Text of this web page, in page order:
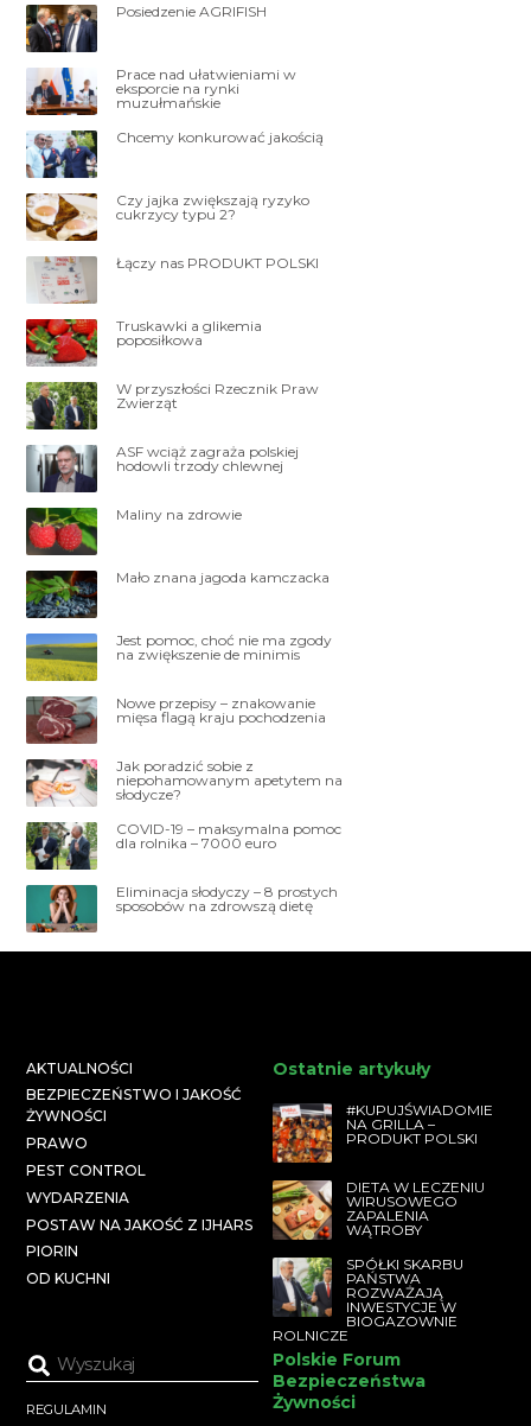
Posiedzenie AGRIFISH
Prace nad ułatwieniami w
eksporcie na rynki
muzułmańskie
Chcemy konkurować jakością
Czy jajka zwiększają ryzyko
cukrzycy typu 2?
Łączy nas PRODUKT POLSKI
Truskawki a glikemia
poposiłkowa
W przyszłości Rzecznik Praw
Zwierząt
ASF wciąż zagraża polskiej
hodowli trzody chlewnej
Maliny na zdrowie
Mało znana jagoda kamczacka
Jest pomoc, choć nie ma zgody
na zwiększenie de minimis
Nowe przepisy – znakowanie
mięsa flagą kraju pochodzenia
Jak poradzić sobie z
niepohamowanym apetytem na
słodycze?
COVID-19 – maksymalna pomoc
dla rolnika – 7000 euro
Eliminacja słodyczy – 8 prostych
sposobów na zdrowszą dietę
AKTUALNOŚCI
BEZPIECZEŃSTWO I JAKOŚĆ
ŻYWNOŚCI
PRAWO
PEST CONTROL
WYDARZENIA
POSTAW NA JAKOŚĆ Z IJHARS
PIORIN
OD KUCHNI
Ostatnie artykuły
#KUPUJŚWIADOMIE
NA GRILLA –
PRODUKT POLSKI
DIETA W LECZENIU
WIRUSOWEGO
ZAPALENIA
WĄTROBY
SPÓŁKI SKARBU
PAŃSTWA
ROZWAŻAJĄ
INWESTYCJE W
BIOGAZOWNIE
ROLNICZE
REGULAMIN
Polskie Forum
Bezpieczeństwa
Żywności